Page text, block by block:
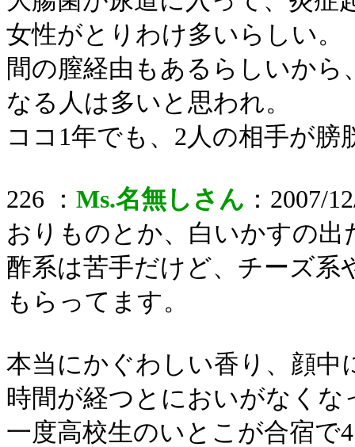
女性がとりわけ多いらしい。
間の膣経由もあるらしいか
なる人は多いと思われ。
ココ1年でも、2人の相手が膀
226 ： Ms.名無しさん ：2007/
おりものとか、白いかすの
酢系は苦手だけど、チーズ
もらってます。
本当にかぐわしい香り、顔
時間が経つとにおいがなくな
一度高校生のいとこが合宿